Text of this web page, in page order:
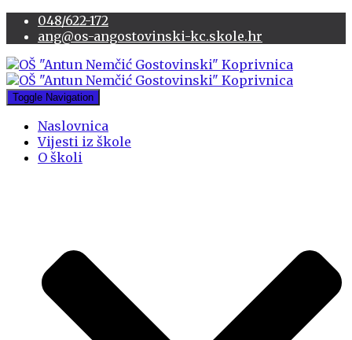
048/622-172
ang@os-angostovinski-kc.skole.hr
Toggle Navigation
Naslovnica
Vijesti iz škole
O školi